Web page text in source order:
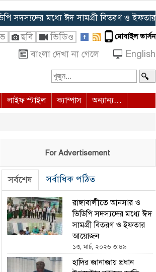
মধ্যে ঈদ সামগ্রী বিতরণ ও ইফতার আয়োজন
মোবাইল ভার্সন
ভিডিও
ছবি
English
বাংলা দেখা না গেলে
লাইফ স্টাইল ক্যাম্পাস অন্যান্য…
For Advertisement
সর্বশেষ সর্বাধিক পঠিত
রাঙ্গাবালীতে আনসার ও
ভিডিপি সদস্যদের মধ্যে ঈদ
সামগ্রী বিতরণ ও ইফতার
আয়োজন
১৩, মার্চ, ২০২৬ ৩:৪৯
হাদির জানাজায় প্রধান